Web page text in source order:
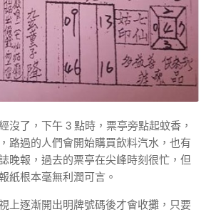
沒了，下午 3 點時，票亭旁點起蚊香，
路過的人們會開始購買飲料汽水，也有
晚報，過去的票亭在尖峰時刻很忙，但
紙根本毫無利潤可言。
上逐漸開出明牌號碼後才會收攤，只要